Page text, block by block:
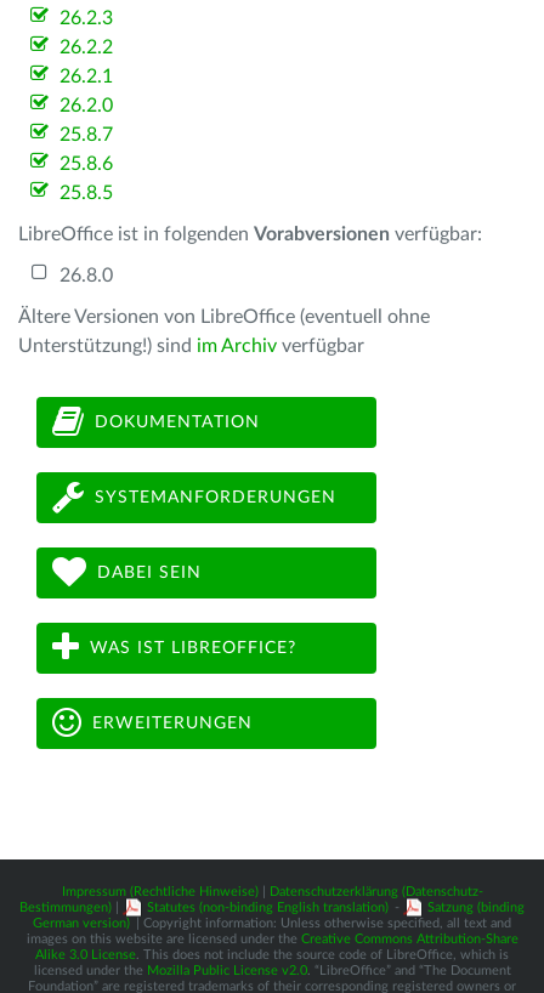
26.2.3
26.2.2
26.2.1
26.2.0
25.8.7
25.8.6
25.8.5
LibreOffice ist in folgenden Vorabversionen verfügbar:
26.8.0
Ältere Versionen von LibreOffice (eventuell ohne
Unterstützung!) sind im Archiv verfügbar
DOKUMENTATION
SYSTEMANFORDERUNGEN
DABEI SEIN
WAS IST LIBREOFFICE?
ERWEITERUNGEN
Impressum (Rechtliche Hinweise)|
Datenschutzerklärung (Datenschutz-
Bestimmungen)
Statutes (non-binding English translation) -
Satzung (binding
German version)
| Copyright information: Unless otherwise specified, all text and
images on this website are licensed under the Creative Commons Attribution-Share
Alike 3.0 License . This does not include the source code of LibreOffice, which is
licensed under the Mozilla Public License v2.0. “LibreOffice” and “The Document
Foundation” are registered trademarks of their corresponding registered owners or